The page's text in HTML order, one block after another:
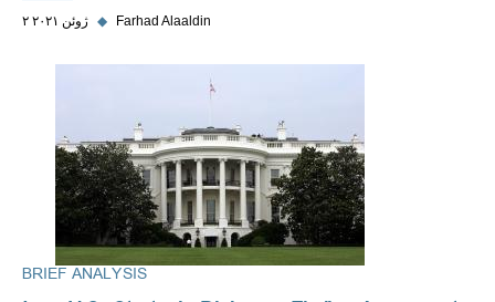
۲ ژوئن ۲۰۲۱ ◆ Farhad Alaaldin
BRIEF ANALYSIS